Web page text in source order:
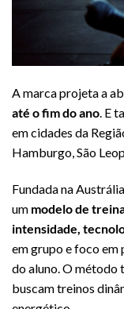
A marca projeta a
até o fim do ano. E
em cidades da
Hamburgo, São
Fundada na
um modelo de
intensidade,
em grupo e foco em
do aluno. O método
buscam treinos